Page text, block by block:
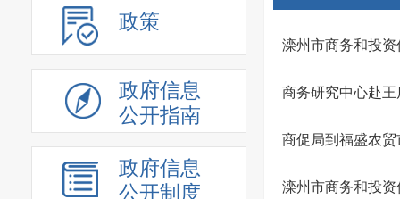
政策
政府信息
公开指南
政府信息
公开制度
滦州市商务和投
商务研究中心赴
商促局到福盛农
滦州市商务和投